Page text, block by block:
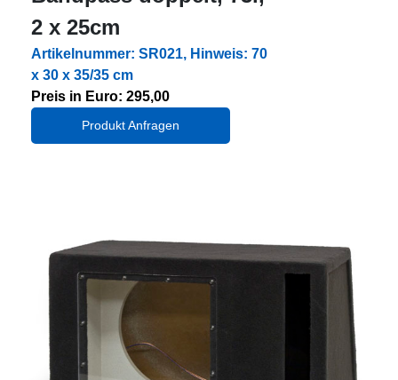
2 x 25cm
Artikelnummer: SR021, Hinweis: 70
x 30 x 35/35 cm
Preis in Euro: 295,00
Produkt Anfragen